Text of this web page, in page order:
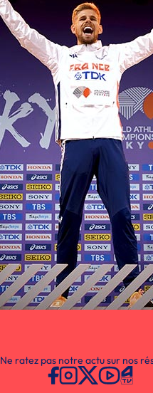
Ne ratez pas notre actu sur nos